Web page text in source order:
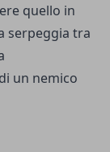
quello in
serpeggia tra
un nemico